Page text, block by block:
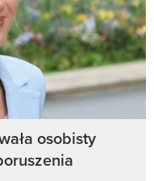
osobisty